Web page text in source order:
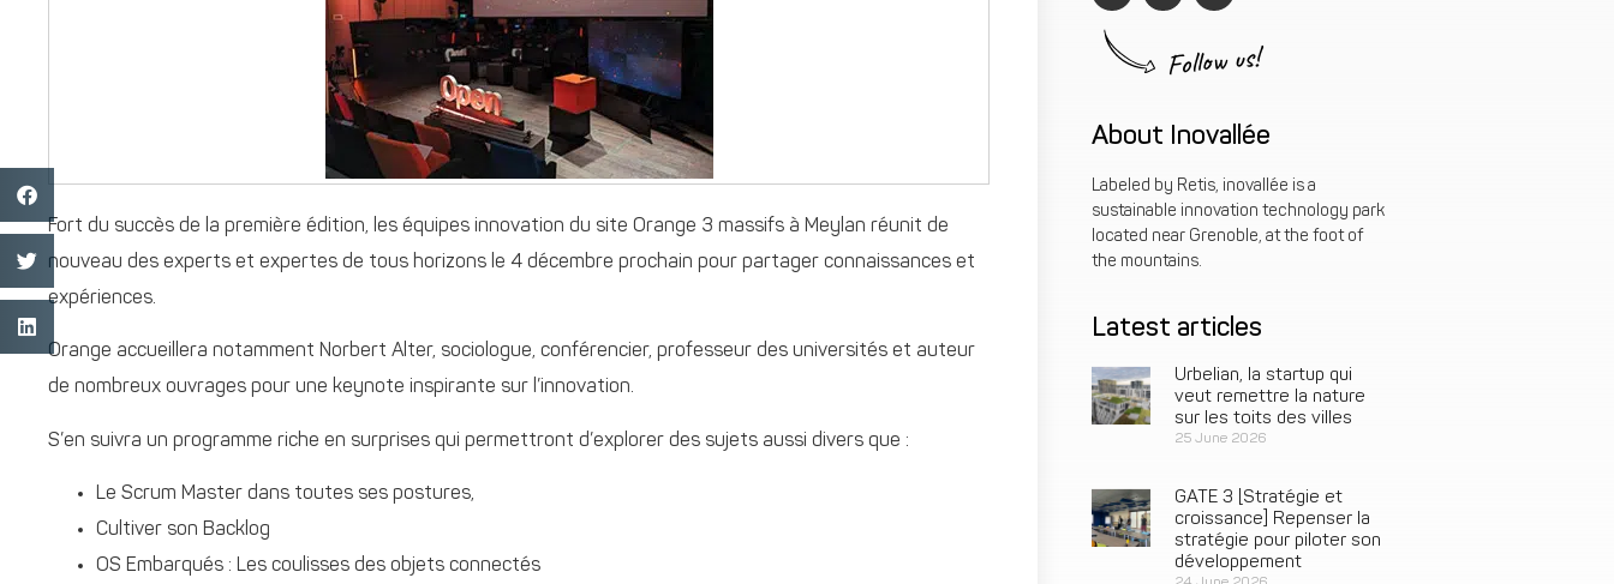
Fort du succès de la première édition, les équipes innovation du site Orange 3 massifs à Meylan réunit de
nouveau des experts et expertes de tous horizons le 4 décembre prochain pour partager connaissances et
expériences.
Orange accueillera notamment Norbert Alter, sociologue, conférencier, professeur des universités et auteur
de nombreux ouvrages pour une keynote inspirante sur l’innovation.
S’en suivra un programme riche en surprises qui permettront d’explorer des sujets aussi divers que :
Le Scrum Master dans toutes ses postures,
Cultiver son Backlog
OS Embarqués : Les coulisses des objets connectés
Follow us!
About Inovallée
Labeled by Retis, inovallée is a
sustainable innovation technology park
located near Grenoble, at the foot of
the mountains.
Latest articles
Urbelian, la startup qui
veut remettre la nature
sur les toits des villes
25 June 2026
GATE 3 [Stratégie et
croissance] Repenser la
stratégie pour piloter son
développement